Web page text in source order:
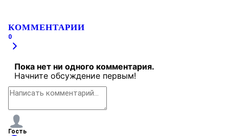
КОММЕНТАРИИ
0
Пока нет ни одного комментария.
Начните обсуждение первым!
Гость